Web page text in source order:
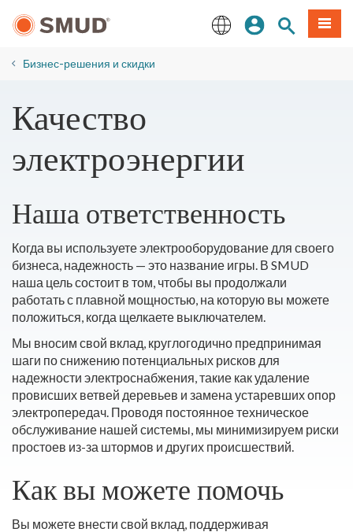
содержанию
входПоиск по
Меню
Бизнес-решения и скидки
​Качество
электроэнергии
Наша ответственность
Когда вы используете электрооборудование для своего
бизнеса, надежность — это название игры. В SMUD
наша цель состоит в том, чтобы вы продолжали
работать с плавной мощностью, на которую вы можете
положиться, когда щелкаете выключателем.
Мы вносим свой вклад, круглогодично предпринимая
шаги по снижению потенциальных рисков для
надежности электроснабжения, такие как удаление
провисших ветвей деревьев и замена устаревших опор
электропередач. Проводя постоянное техническое
обслуживание нашей системы, мы минимизируем риски
простоев из-за штормов и других происшествий.
Как вы можете помочь
Вы можете внести свой вклад, поддерживая